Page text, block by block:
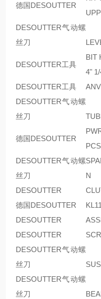
德国DESOUTTER
DESOUTTER气动螺
丝刀
DESOUTTER工具
BIT
4"
DESOUTTER工具
DESOUTTER气动螺
丝刀
德国DESOUTTER
PCS
DESOUTTER气动螺
丝刀
N
DESOUTTER
德国DESOUTTER
DESOUTTER
DESOUTTER
DESOUTTER气动螺
丝刀
DESOUTTER气动螺
丝刀